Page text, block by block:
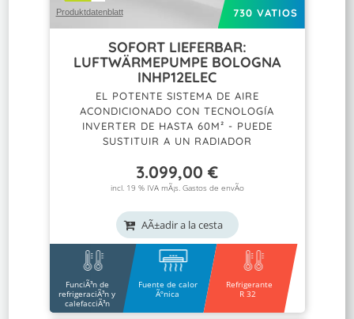
730 VATIOS
Produktdatenblatt
SOFORT LIEFERBAR:
LUFTWÄRMEPUMPE BOLOGNA
INHP12ELEC
EL POTENTE SISTEMA DE AIRE
ACONDICIONADO CON TECNOLOGÍA
INVERTER DE HASTA 60M² - PUEDE
SUSTITUIR A UN RADIADOR
3.099,00 €
incl. 19 % IVA mÃ¡s. Gastos de envÃ­o
AÃ±adir a la cesta
FunciÃ³n de
refrigeraciÃ³n y
calefacciÃ³n
Fuente de calor
Ãºnica
Refrigerante
R 32